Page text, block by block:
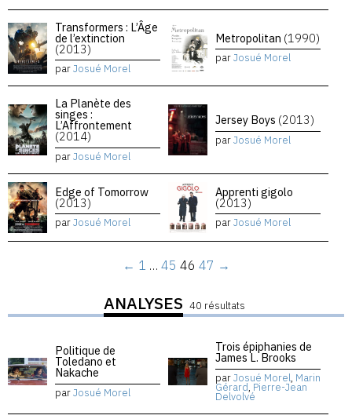
Transformers : L’Âge
de l’extinction
(2013)
parJosué Morel
Metropolitan (1990)
parJosué Morel
La Planète des
singes :
L’Affrontement
(2014)
parJosué Morel
Jersey Boys (2013)
parJosué Morel
Edge of Tomorrow
(2013)
parJosué Morel
Apprenti gigolo
(2013)
parJosué Morel
← 1 … 45 46 47 →
ANALYSES 40 résultats
Politique de
Toledano et
Nakache
parJosué Morel
Trois épiphanies de
James L. Brooks
parJosué Morel, Marin
Gérard, Pierre-Jean
Delvolvé